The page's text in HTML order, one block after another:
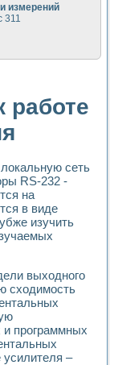
продуктов
осадка в
анализа в
-
для
для
диагностики
и развития
томограф на
получения
измерений
311
работе
сеть
RS-232 -
на
в виде
изучить
выходного
сходимость
программных
усилителя –